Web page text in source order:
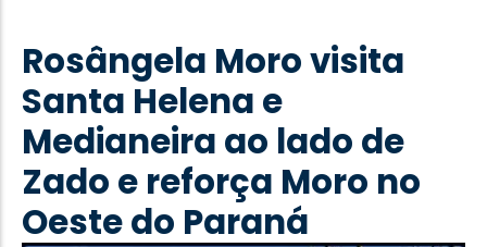
Destaque
Esporte
Geral
Obituário
Paraguai
Rosângela Moro visita
Santa Helena e
Medianeira ao lado de
Zado e reforça Moro no
Oeste do Paraná